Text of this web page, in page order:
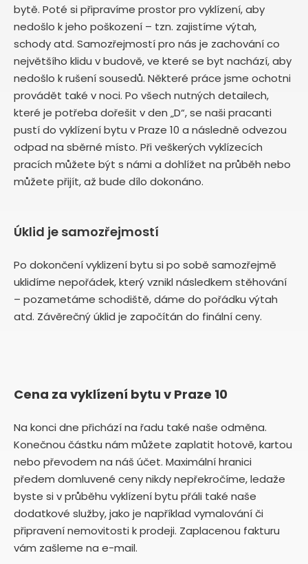
bytě. Poté si připravíme prostor pro vyklízení, aby
nedošlo k jeho poškození – tzn. zajistíme výtah,
schody atd. Samozřejmostí pro nás je zachování co
největšího klidu v budově, ve které se byt nachází, aby
nedošlo k rušení sousedů. Některé práce jsme ochotni
provádět také v noci. Po všech nutných detailech,
které je potřeba dořešit v den „D“, se naši pracanti
pustí do vyklízení bytu v Praze 10 a následně odvezou
odpad na sběrné místo. Při veškerých vyklízecích
pracích můžete být s námi a dohlížet na průběh nebo
můžete přijít, až bude dílo dokonáno.
Úklid je samozřejmostí
Po dokončení vyklizení bytu si po sobě samozřejmě
uklidíme nepořádek, který vznikl následkem stěhování
– pozametáme schodiště, dáme do pořádku výtah
atd. Závěrečný úklid je započítán do finální ceny.
Cena za vyklízení bytu v Praze 10
Na konci dne přichází na řadu také naše odměna.
Konečnou částku nám můžete zaplatit hotově, kartou
nebo převodem na náš účet. Maximální hranici
předem domluvené ceny nikdy nepřekročíme, ledaže
byste si v průběhu vyklízení bytu přáli také naše
dodatkové služby, jako je například vymalování či
připravení nemovitosti k prodeji. Zaplacenou fakturu
vám zašleme na e-mail.